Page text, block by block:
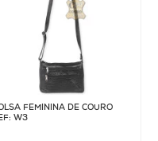
FEMININA DE COURO
W3